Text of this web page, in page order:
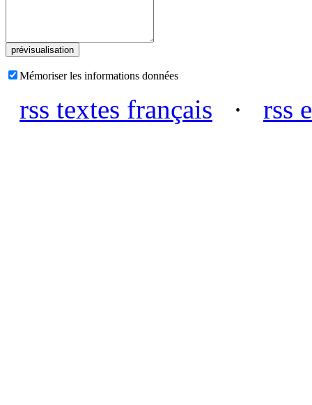
Mémoriser les informations données
rss textes français · rss